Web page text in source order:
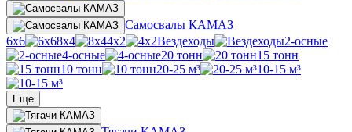
Самосвалы КАМАЗ
6х6
8х4 4х2 Вездеходы
2-осные
4-осные
20 тонн
15 тонн
10 тонн
20-25 м³ 10-15 м³
Еще